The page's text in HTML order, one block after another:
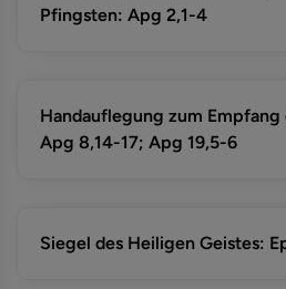
Pfingsten: Apg 2,1-4
Handauflegung zum
Apg 8,14-17; Apg 19,5-6
Siegel des Heiligen Geistes: